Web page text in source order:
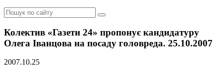
Колектив «Газети 24» пропонує кандидатуру
Олега Іванцова на посаду головреда. 25.10.2007
2007.10.25